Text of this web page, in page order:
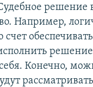
решение
Например,
Конечно,